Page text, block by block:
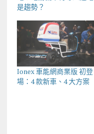
是趨勢？
Ionex 車能網商業版 初登
場：4 款新車、4 大方案